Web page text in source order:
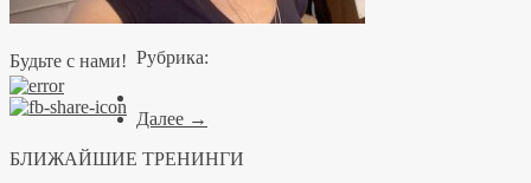
Будьте с нами! Рубрика:
Далее →
БЛИЖАЙШИЕ ТРЕНИНГИ